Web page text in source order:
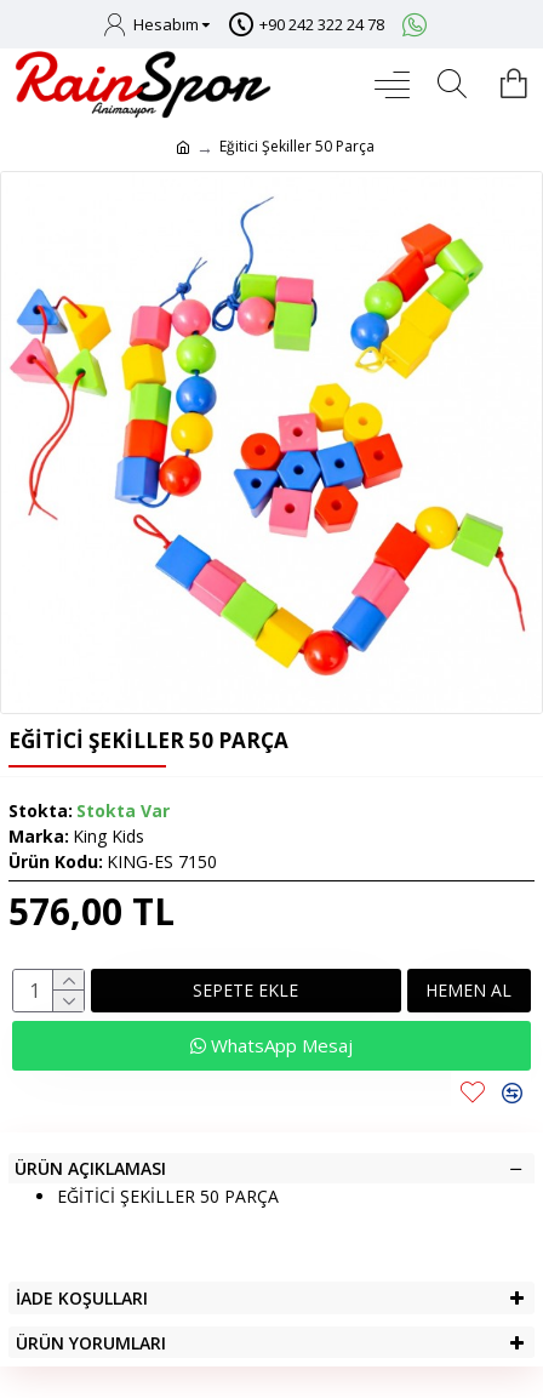
Hesabım +90 242 322 24 78
Eğitici Şekiller 50 Parça
EĞITICI ŞEKILLER 50 PARÇA
576,00 TL
Stokta: Stokta Var
Marka: King Kids
Ürün Kodu: KING-ES 7150
SEPETE EKLE HEMEN AL
WhatsApp Mesaj
ÜRÜN AÇIKLAMASI
EĞİTİCİ ŞEKİLLER 50 PARÇA
İADE KOŞULLARI
ÜRÜN YORUMLARI